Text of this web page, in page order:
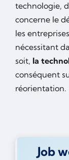
technologie,
concerne le
les
nécessitant
soit, la
conséquent
réorientation.
Job